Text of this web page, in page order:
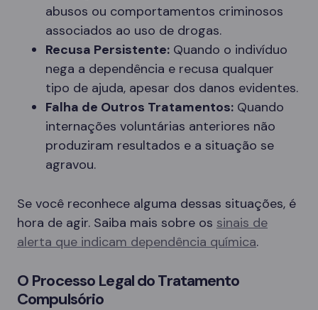
abusos ou comportamentos criminosos
associados ao uso de drogas.
Recusa Persistente: Quando o indivíduo
nega a dependência e recusa qualquer
tipo de ajuda, apesar dos danos evidentes.
Falha de Outros Tratamentos: Quando
internações voluntárias anteriores não
produziram resultados e a situação se
agravou.
Se você reconhece alguma dessas situações, é
hora de agir. Saiba mais sobre os sinais de
alerta que indicam dependência química.
O Processo Legal do Tratamento
Compulsório